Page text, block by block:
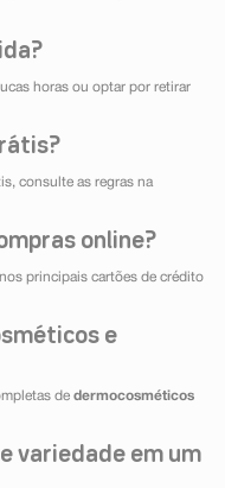
horas ou optar por retirar
consulte as regras na
online?
principais cartões de crédito
e
de dermocosméticos
variedade em um